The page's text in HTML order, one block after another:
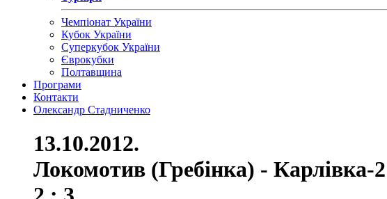
Чемпіонат України
Кубок України
Суперкубок України
Єврокубки
Полтавщина
Програми
Контакти
Олександр Стадниченко
13.10.2012.
Локомотив (Гребінка) - Карлівка-